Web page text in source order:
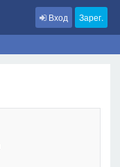
Вход Зарег.